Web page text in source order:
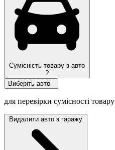
Сумісність товару з авто
?
Виберіть авто
для перевірки сумісності товару
Видалити авто з гаражу